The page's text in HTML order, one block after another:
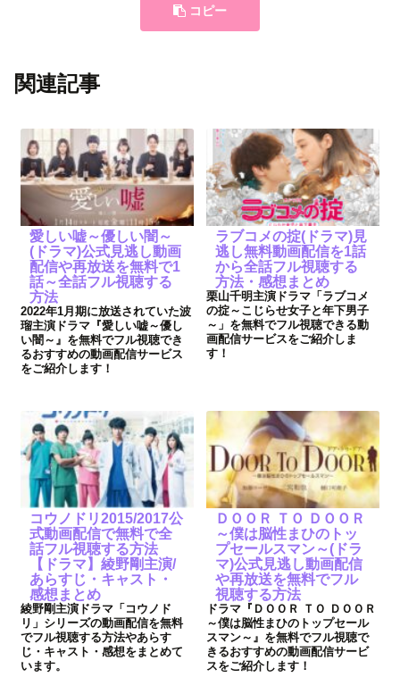
コピー
関連記事
愛しい嘘～優しい闇～
(ドラマ)公式見逃し動画
配信や再放送を無料で1
話～全話フル視聴する
方法
2022年1月期に放送されていた波
瑠主演ドラマ『愛しい嘘～優し
い闇～』を無料でフル視聴でき
るおすすめの動画配信サービス
をご紹介します！
ラブコメの掟(ドラマ)見
逃し無料動画配信を1話
から全話フル視聴する
方法・感想まとめ
栗山千明主演ドラマ「ラブコメ
の掟～こじらせ女子と年下男子
～」を無料でフル視聴できる動
画配信サービスをご紹介しま
す！
コウノドリ2015/2017公
式動画配信で無料で全
話フル視聴する方法
【ドラマ】綾野剛主演/
あらすじ・キャスト・
感想まとめ
綾野剛主演ドラマ「コウノド
リ」シリーズの動画配信を無料
でフル視聴する方法やあらす
じ・キャスト・感想をまとめて
います。
ＤＯＯＲ ＴＯ ＤＯＯＲ
～僕は脳性まひのトッ
プセールスマン～(ドラ
マ)公式見逃し動画配信
や再放送を無料でフル
視聴する方法
ドラマ『ＤＯＯＲ ＴＯ ＤＯＯＲ
～僕は脳性まひのトップセール
スマン～』を無料でフル視聴で
きるおすすめの動画配信サービ
スをご紹介します！